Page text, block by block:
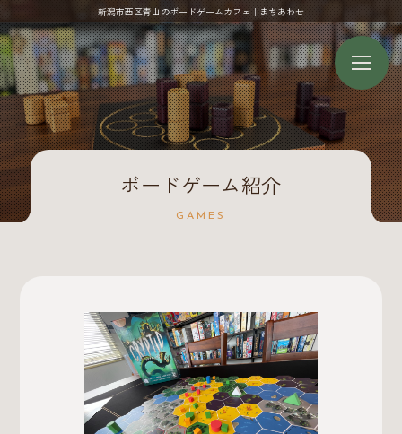
新潟市西区青山のボードゲームカフェ｜まちあわせ
ボードゲーム紹介
GAMES